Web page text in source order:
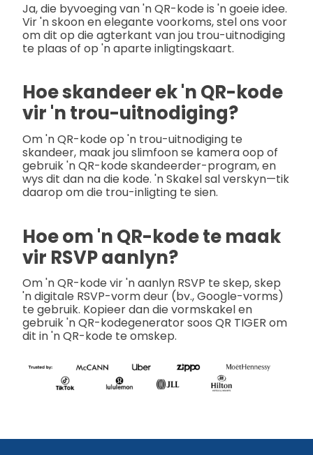
Ja, die byvoeging van 'n QR-kode is 'n goeie idee.
Vir 'n skoon en elegante voorkoms, stel ons voor
om dit op die agterkant van jou trou-uitnodiging
te plaas of op 'n aparte inligtingskaart.
Hoe skandeer ek 'n QR-kode
vir 'n trou-uitnodiging?
Om 'n QR-kode op 'n trou-uitnodiging te
skandeer, maak jou slimfoon se kamera oop of
gebruik 'n QR-kode skandeerder-program, en
wys dit dan na die kode. 'n Skakel sal verskyn—tik
daarop om die trou-inligting te sien.
Hoe om 'n QR-kode te maak
vir RSVP aanlyn?
Om 'n QR-kode vir 'n aanlyn RSVP te skep, skep
'n digitale RSVP-vorm deur (bv., Google-vorms)
te gebruik. Kopieer dan die vormskakel en
gebruik 'n QR-kodegenerator soos QR TIGER om
dit in 'n QR-kode te omskep.